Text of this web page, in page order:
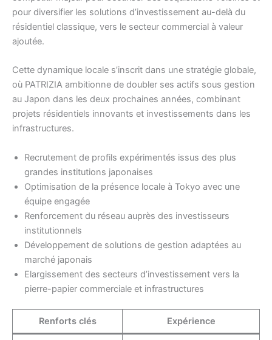
pour diversifier les solutions d’investissement au-delà du
résidentiel classique, vers le secteur commercial à valeur
ajoutée.
Cette dynamique locale s’inscrit dans une stratégie globale,
où PATRIZIA ambitionne de doubler ses actifs sous gestion
au Japon dans les deux prochaines années, combinant
projets résidentiels innovants et investissements dans les
infrastructures.
Recrutement de profils expérimentés issus des plus
grandes institutions japonaises
Optimisation de la présence locale à Tokyo avec une
équipe engagée
Renforcement du réseau auprès des investisseurs
institutionnels
Développement de solutions de gestion adaptées au
marché japonais
Elargissement des secteurs d’investissement vers la
pierre-papier commerciale et infrastructures
Renforts clés Expérience